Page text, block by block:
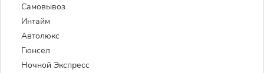
Самовывоз
Интайм
Автолюкс
Гюнсел
Ночной Экспресс